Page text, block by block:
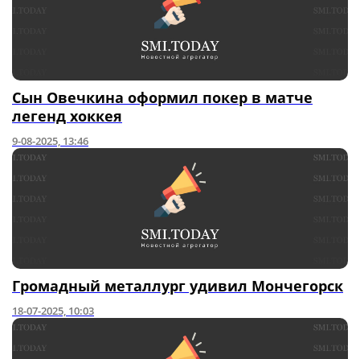
Сын Овечкина оформил покер в матче
легенд хоккея
9-08-2025, 13:46
Громадный металлург удивил Мончегорск
18-07-2025, 10:03